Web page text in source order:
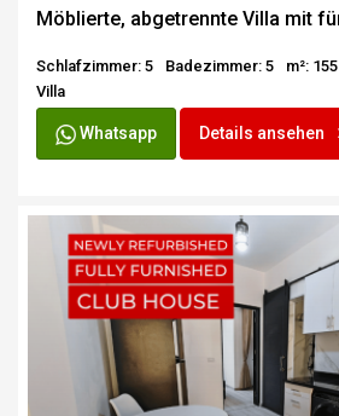
Schlafzimmer: 5 Badezimmer: 5
m²: 155
Villa
Whatsapp Details ansehen